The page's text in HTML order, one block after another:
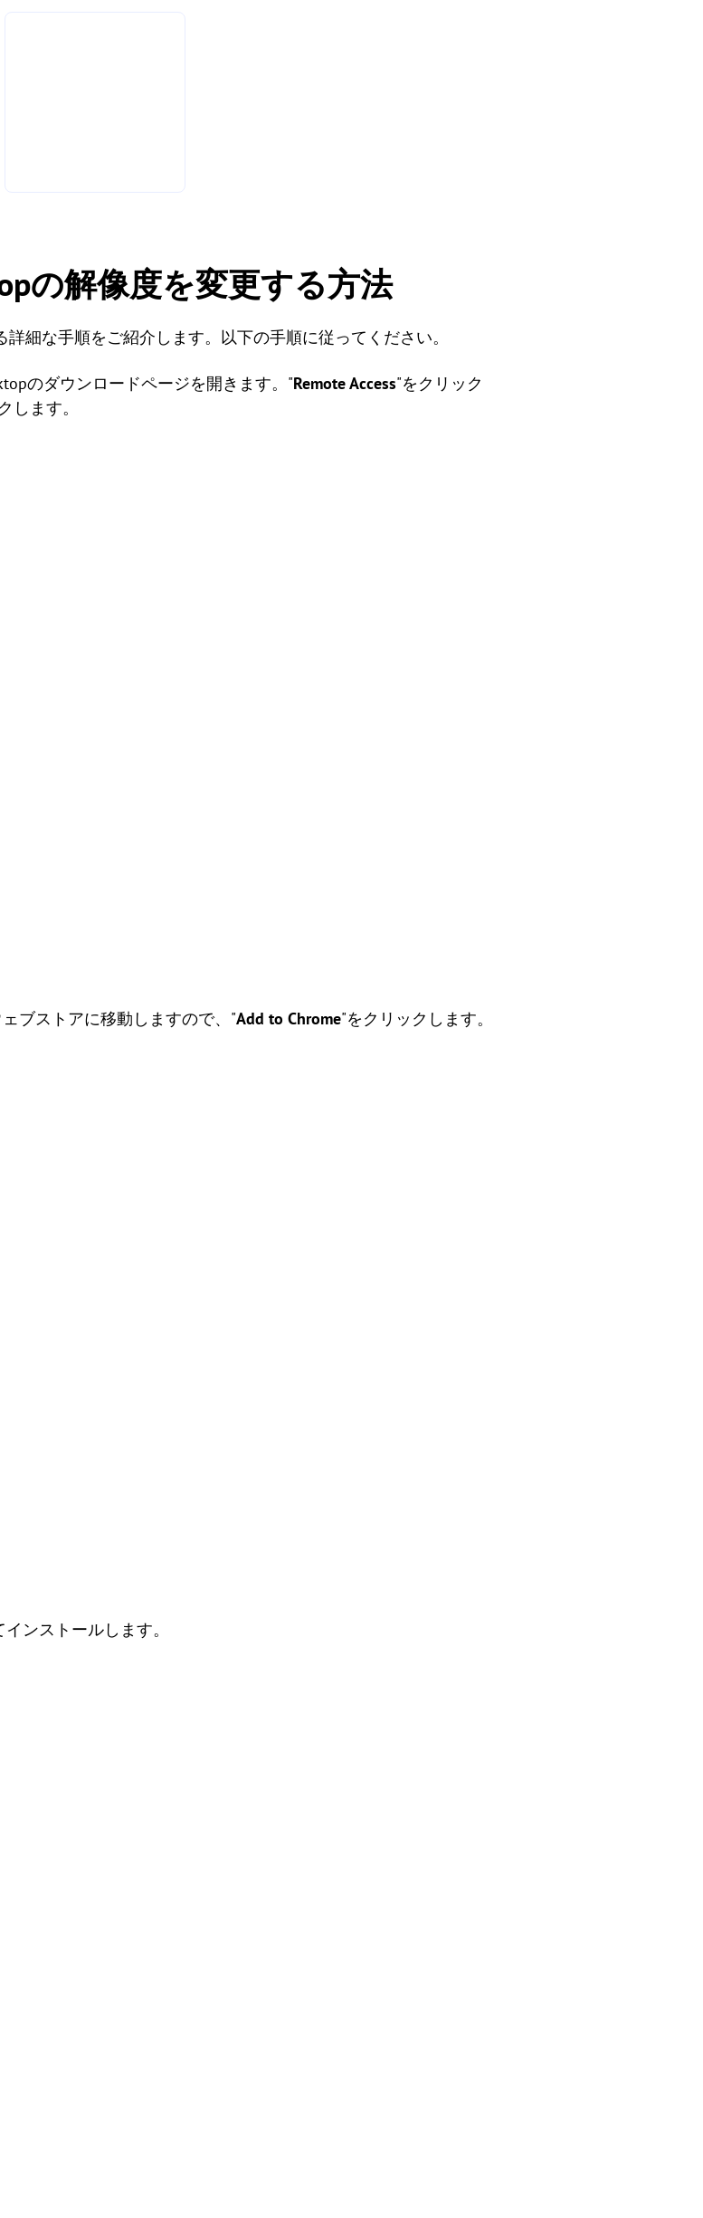
の解像度を変更する方法
細な手順をご紹介します。以下の手順に従ってください。
のダウンロードページを開きます。"Remote Access"をクリック
します。
ブストアに移動しますので、"Add to Chrome"をクリックします。
ンストールします。